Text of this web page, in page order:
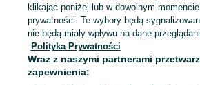
Mapa kategorii
Mapa miejscowości
Mapa ministron
Popularne wyszukiwania
klikając poniżej lub w dowolnym
prywatności. Te wybory będą
nie będą miały wpływu na dane
Polityka Prywatności
Wraz z naszymi partnerami
zapewnienia: